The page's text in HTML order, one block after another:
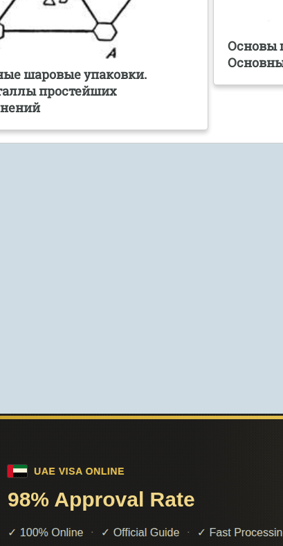
шаровые упаковки.
простейших
Основы
Поиск по сайту:
поиском можно найти нужную
Считаете
сайт
друзьям в